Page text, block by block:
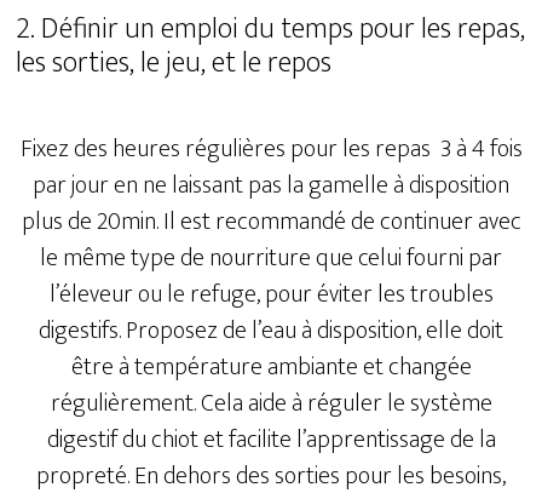
2. Définir un emploi du temps pour les repas,
les sorties, le jeu, et le repos
Fixez des heures régulières pour les repas 3 à 4 fois
par jour en ne laissant pas la gamelle à disposition
plus de 20min. Il est recommandé de continuer avec
le même type de nourriture que celui fourni par
l’éleveur ou le refuge, pour éviter les troubles
digestifs. Proposez de l’eau à disposition, elle doit
être à température ambiante et changée
régulièrement. Cela aide à réguler le système
digestif du chiot et facilite l’apprentissage de la
propreté. En dehors des sorties pour les besoins,